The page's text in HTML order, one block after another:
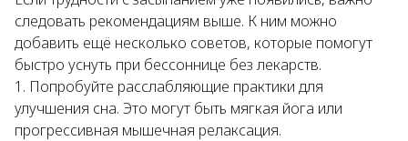
следовать рекомендациям выше. К ним можно
добавить ещё несколько советов, которые помогут
быстро уснуть при бессоннице без лекарств.
Попробуйте расслабляющие практики для
улучшения сна. Это могут быть мягкая йога или
прогрессивная мышечная релаксация.